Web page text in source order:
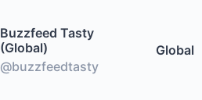
Buzzfeed Tasty
(Global)
@buzzfeedtasty
Global